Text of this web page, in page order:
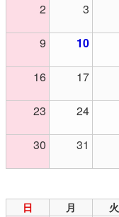
2 3
9 10
16 17
23 24
30 31
日 月 火